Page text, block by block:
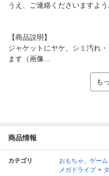
うえ、ご連絡くださいますよう
【商品説明】
ジャケットにヤケ、シミ汚れ
ます（画像...
も
商品情報
カテゴリ おもちゃ、ゲーム
メガドライブ